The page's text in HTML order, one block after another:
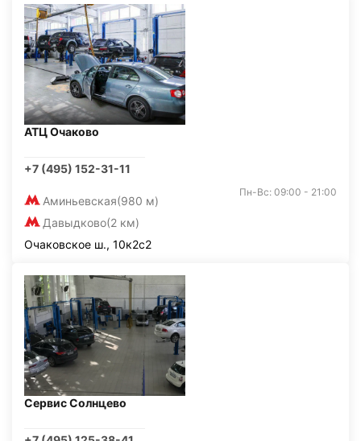
АТЦ Очаково
+7 (495) 152-31-11
Аминьевская(980 м)
Давыдково(2 км)
Пн-Вс: 09:00 - 21:00
Очаковское ш., 10к2с2
Сервис Солнцево